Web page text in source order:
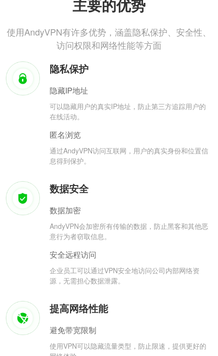
主要的优势
使用AndyVPN有许多优势，涵盖隐私保护、安全性、
访问权限和网络性能等方面
隐私保护
隐藏IP地址
可以隐藏用户的真实IP地址，防止第三方追踪用户的
在线活动。
匿名浏览
通过AndyVPN访问互联网，用户的真实身份和位置信
息得到保护。
数据安全
数据加密
AndyVPN会加密所有传输的数据，防止黑客和其他恶
意行为者窃取信息。
安全远程访问
企业员工可以通过VPN安全地访问公司内部网络资
源，无需担心数据泄露。
提高网络性能
避免带宽限制
使用VPN可以隐藏流量类型，防止限速，提供更好的